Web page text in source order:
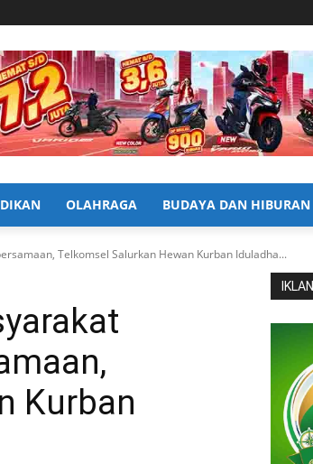
OLAHRAGA BUDAYA DAN HIBURAN
Telkomsel Salurkan Hewan Kurban Iduladha...
Kurban
IKLAN